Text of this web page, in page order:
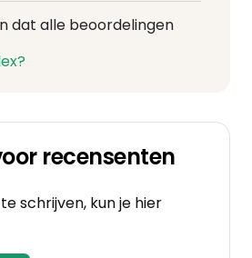
dat alle beoordelingen
recensenten
schrijven, kun je hier